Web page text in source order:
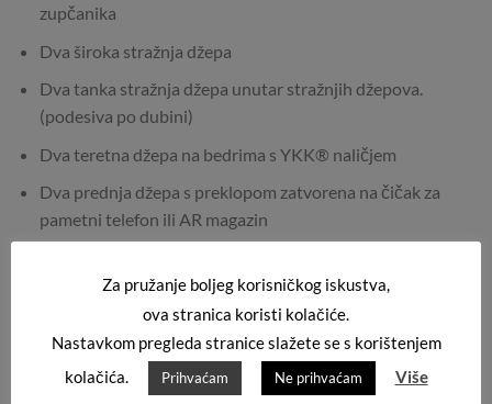
zupčanika
Dva široka stražnja džepa
Dva tanka stražnja džepa unutar stražnjih džepova.
(podesiva po dubini)
Dva teretna džepa na bedrima s YKK® naličjem
Dva prednja džepa s preklopom zatvorena na čičak za
pametni telefon ili AR magazin
TEHNIČKE KARAKTERISTIKE:
Za pružanje boljeg korisničkog iskustva,
ova stranica koristi kolačiće.
Nastavkom pregleda stranice slažete se s korištenjem
kolačića.
Prihvaćam Ne prihvaćam
Više